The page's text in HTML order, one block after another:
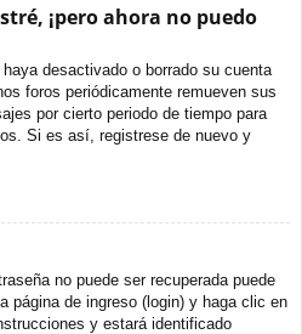
¡pero ahora no puedo
desactivado o borrado su cuenta
foros periódicamente remueven sus
por cierto periodo de tiempo para
Si es así, registrese de nuevo y
no puede ser recuperada puede
página de ingreso (login) y haga clic en
y estará identificado